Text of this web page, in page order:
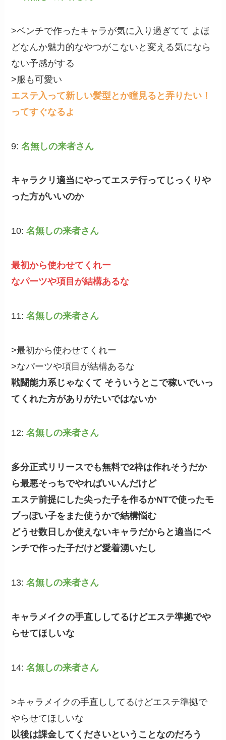
>ベンチで作ったキャラが気に入り過ぎてて よほ
どなんか魅力的なやつがこないと変える気になら
ない予感がする
>服も可愛い
エステ入って新しい髪型とか瞳見ると弄りたい！
ってすぐなるよ
9:名無しの来者さん
キャラクリ適当にやってエステ行ってじっくりや
った方がいいのか
10:名無しの来者さん
最初から使わせてくれー
なパーツや項目が結構あるな
11:名無しの来者さん
>最初から使わせてくれー
>なパーツや項目が結構あるな
戦闘能力系じゃなくて そういうとこで稼いでいっ
てくれた方がありがたいではないか
12:名無しの来者さん
多分正式リリースでも無料で2枠は作れそうだか
ら最悪そっちでやればいいんだけど
エステ前提にした尖った子を作るかNTで使ったモ
ブっぽい子をまた使うかで結構悩む
どうせ数日しか使えないキャラだからと適当にベ
ンチで作った子だけど愛着湧いたし
13:名無しの来者さん
キャラメイクの手直ししてるけどエステ準拠でや
らせてほしいな
14:名無しの来者さん
>キャラメイクの手直ししてるけどエステ準拠で
やらせてほしいな
以後は課金してくださいということなのだろう